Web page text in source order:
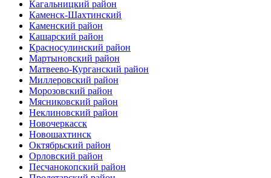
Кагальницкий район
Каменск-Шахтинский
Каменский район
Кашарский район
Красносулинский район
Мартыновский район
Матвеево-Курганский район
Миллеровский район
Морозовский район
Мясниковский район
Неклиновский район
Новочеркасск
Новошахтинск
Октябрьский район
Орловский район
Песчанокопский район